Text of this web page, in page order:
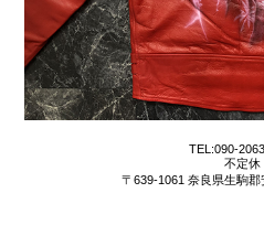
TEL:090-
不定休
〒639-1061 奈良県生駒